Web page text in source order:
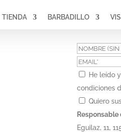
He leído
condiciones
Quiero
Eguilaz, 11,
TIENDA BARBADILLO